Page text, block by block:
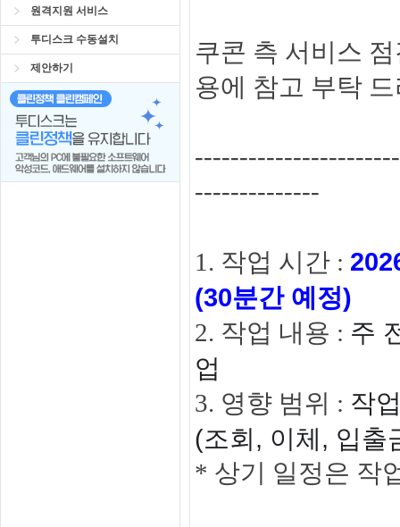
원격지원 서비스
투디스크 수동설치
제안하기
쿠콘 측 서비스
용에 참고 부탁
--------------
1. 작업 시간 :
(30분간 예정)
2. 작업 내용 : 주
업
3. 영향 범위 : 작
(조회, 이체, 입출
* 상기 일정은 작